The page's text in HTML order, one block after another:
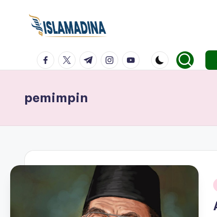
facebook.com
twitter.com
t.me instagram.com
youtube.com
pemimpin